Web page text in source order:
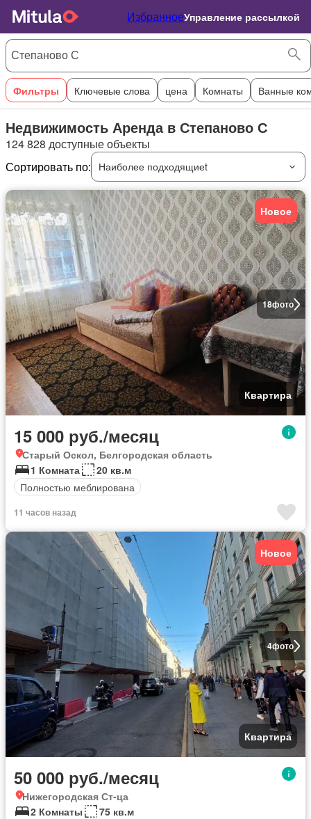
ИзбранноеУправление рассылкой
Фильтры Ключевые слова цена Комнаты Ванные
Недвижимость Аренда в Степаново С
124 828 доступные объекты
Сортировать по:
Наиболее подходящиеt
18фото
Новое
Квартира
15 000 руб./месяц
Старый Оскол, Белгородская область
1 Комната
20 кв.м
Полностью меблирована
11 часов назад
4фото
Новое
Квартира
50 000 руб./месяц
Нижегородская Ст-ца
2 Комнаты
75 кв.м